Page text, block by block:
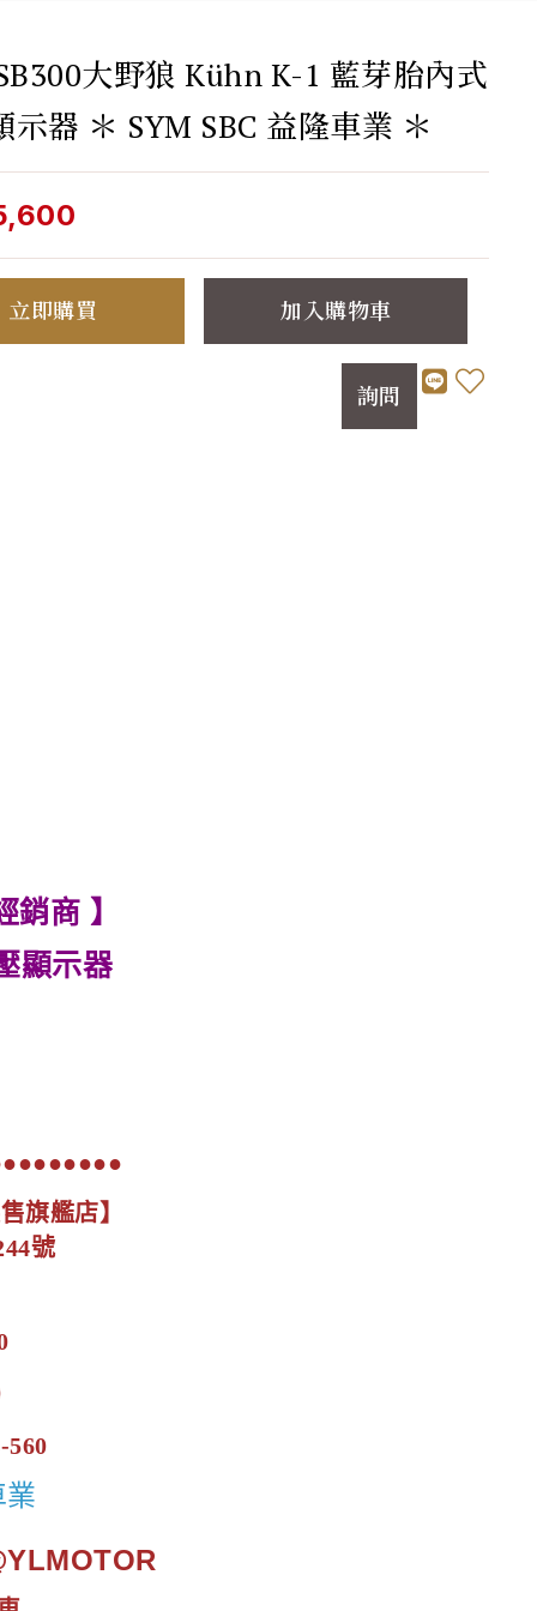
大野狼 Kühn K-1 藍芽胎內式
示器 ＊ SYM SBC 益隆車業 ＊
立即購買 加入購物車
詢問
商 】
顯示器
旗艦店】
號
560
業